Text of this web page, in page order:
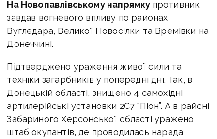
На Новопавлівському напрямку противник
завдав вогневого впливу по районах
Вугледара, Великої Новосілки та Времівки на
Донеччині.
Підтверджено ураження живої сили та
техніки загарбників у попередні дні. Так, в
Донецькій області, знищено 4 самохідні
артилерійські установки 2С7 “Піон”. А в районі
Забариного Херсонської області уражено
штаб окупантів, де проводилась нарада